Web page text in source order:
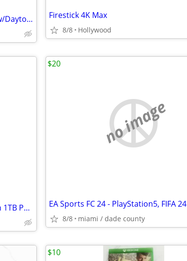
SEGA Tiger R-Zone Headset System, w/Daytona USA & Pazer Dragoon Games Firestick 4K Max
8/8 Hollywood
Sony PlayStation 5 Slim Digital Edition 1TB PS5 CFI-2015 w/ Controller
no image
EA Sports FC 24 - PlayStation5, FIFA 24
8/8 miami / dade county
$20
$10